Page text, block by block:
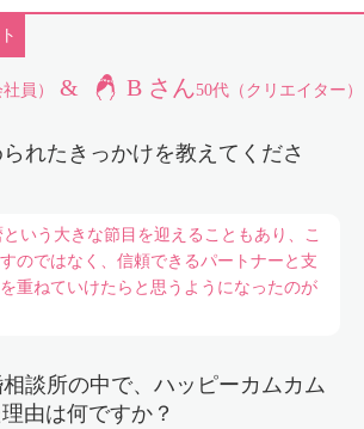
員） & B さん50代（クリエイター）
れたきっかけを教えてくださ
いう大きな節目を迎えることもあり、こ
のではなく、信頼できるパートナーと支
重ねていけたらと思うようになったのが
談所の中で、ハッピーカムカム
由は何ですか？